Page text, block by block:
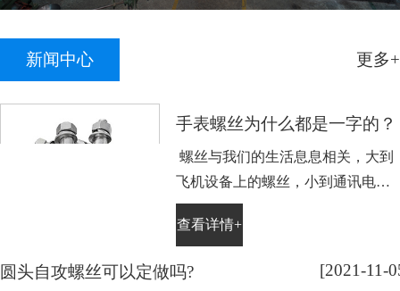
新闻中心 更多+
手表螺丝为什么都是一字的？
螺丝与我们的生活息息相关，大到
飞机设备上的螺丝，小到通讯电子
设备手表上的小螺丝。不知道大家
平时有没有留意，手表螺丝大部分
奇，跟随小编脚步来带大家了解一
查看详情+
圆头自攻螺丝可以定做吗? [2021-11-